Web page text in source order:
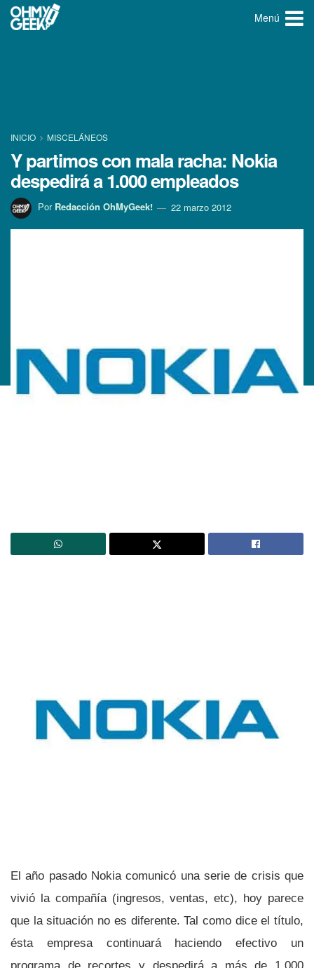
Menú
INICIO MISCELÁNEOS
Y partimos con mala racha: Nokia
despedirá a 1.000 empleados
Por Redacción OhMyGeek! 22 marzo 2012
El año pasado Nokia comunicó una serie de crisis que
vivió la compañí­a (ingresos, ventas, etc), hoy parece
que la situación no es diferente. Tal como dice el tí­tulo,
ésta empresa continuará haciendo efectivo un
programa de recortes y despedirá a más de 1.000